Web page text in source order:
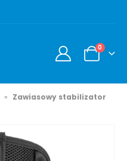
0
» Zawiasowy stabilizator